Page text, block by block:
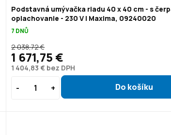
Podstavná umývačka riadu 40 x 40 cm - s
oplachovanie - 230 V | Maxima, 09240020
7 DNŮ
1 404,83 € bez DPH
2 038,72 €
1 671,75 €